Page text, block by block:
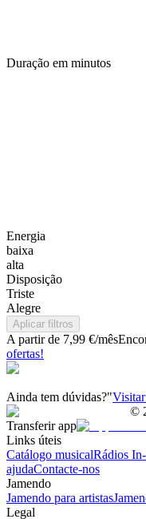
Duração em minutos
Energia
baixa
alta
Disposição
Triste
Alegre
Aplicar filtros
A partir de 7,99 €/mês
ofertas!
Ainda tem dúvidas?"
©
Transferir app
Links úteis
Catálogo musicalRádios
ajudaContacte-nos
Jamendo
Jamendo para artistas
Legal